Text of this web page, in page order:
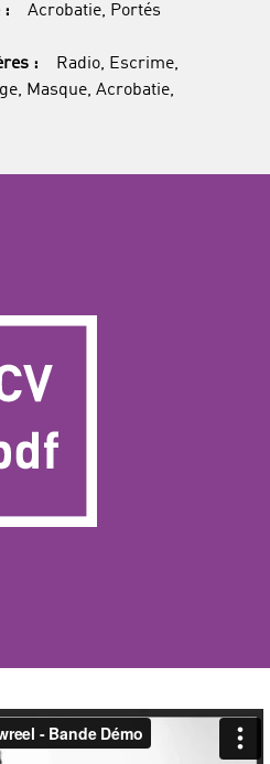
:
Acrobatie, Portés
:
Radio, Escrime,
Masque, Acrobatie,